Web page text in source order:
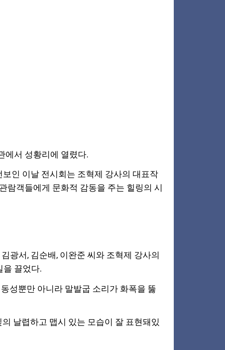
에서 성황리에 열렸다.
인 이날 전시회는 조혁제 강사의 대표작
람객들에게 문화적 감동을 주는 힐링의 시
광서, 김순배, 이완준 씨와 조혁제 강사의
을 끌었다.
성뿐만 아니라 말발굽 소리가 화폭을 뚫
날렵하고 맵시 있는 모습이 잘 표현돼있